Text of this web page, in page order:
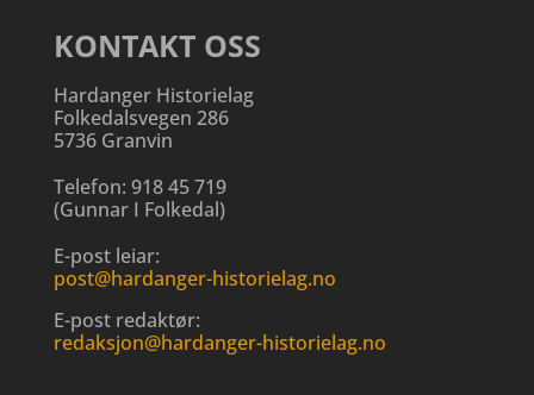
KONTAKT OSS
Hardanger Historielag
Folkedalsvegen 286
5736 Granvin
Telefon: 918 45 719
(Gunnar I Folkedal)
E-post leiar:
post@hardanger-historielag.no
E-post redaktør:
redaksjon@hardanger-historielag.no